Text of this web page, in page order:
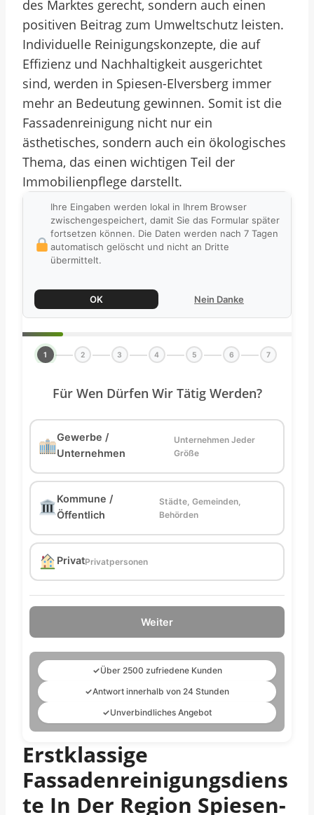
des Marktes gerecht, sondern auch einen
positiven Beitrag zum Umweltschutz leisten.
Individuelle Reinigungskonzepte, die auf
Effizienz und Nachhaltigkeit ausgerichtet
sind, werden in Spiesen-Elversberg immer
mehr an Bedeutung gewinnen. Somit ist die
Fassadenreinigung nicht nur ein
ästhetisches, sondern auch ein ökologisches
Thema, das einen wichtigen Teil der
Immobilienpflege darstellt.
Ihre Eingaben werden lokal in Ihrem Browser
zwischengespeichert, damit Sie das Formular später
fortsetzen können. Die Daten werden nach 7 Tagen
automatisch gelöscht und nicht an Dritte
übermittelt.
OK Nein Danke
1 2 3 4 5 6 7
Für Wen Dürfen Wir Tätig Werden?
Gewerbe /
Unternehmen
Unternehmen Jeder
Größe
Kommune /
Öffentlich
Städte, Gemeinden,
Behörden
PrivatPrivatpersonen
Weiter
✓Über 2500 zufriedene Kunden
✓Antwort innerhalb von 24 Stunden
✓Unverbindliches Angebot
Erstklassige
Fassadenreinigungsdiens
Te In Der Region Spiesen-